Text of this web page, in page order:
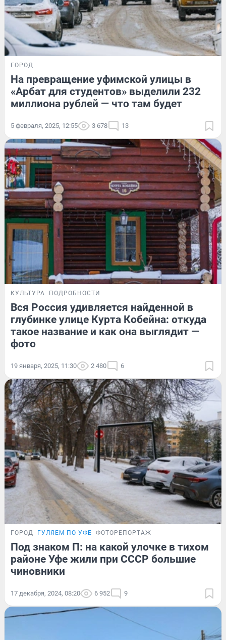
ГОРОД
На превращение уфимской улицы в
«Арбат для студентов» выделили 232
миллиона рублей — что там будет
5 февраля, 2025, 12:55 3 678 13
КУЛЬТУРА ПОДРОБНОСТИ
Вся Россия удивляется найденной в
глубинке улице Курта Кобейна: откуда
такое название и как она выглядит —
фото
19 января, 2025, 11:30 2 480 6
ГОРОД ГУЛЯЕМ ПО УФЕ ФОТОРЕПОРТАЖ
Под знаком П: на какой улочке в тихом
районе Уфе жили при СССР большие
чиновники
17 декабря, 2024, 08:20 6 952 9